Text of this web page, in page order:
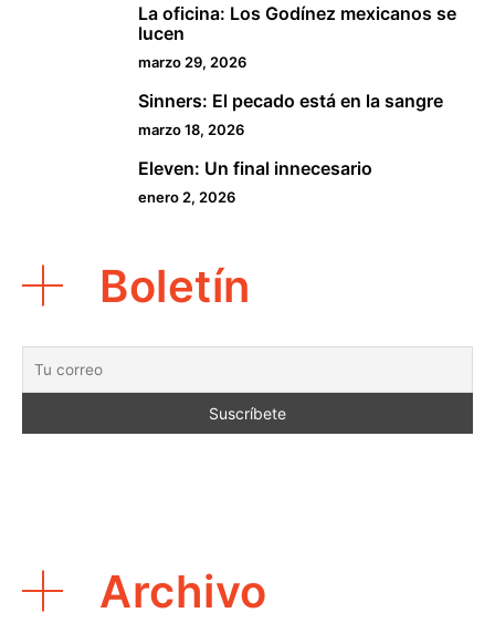
La oficina: Los Godínez mexicanos se
lucen
marzo 29, 2026
Sinners: El pecado está en la sangre
marzo 18, 2026
Eleven: Un final innecesario
enero 2, 2026
Boletín
Archivo